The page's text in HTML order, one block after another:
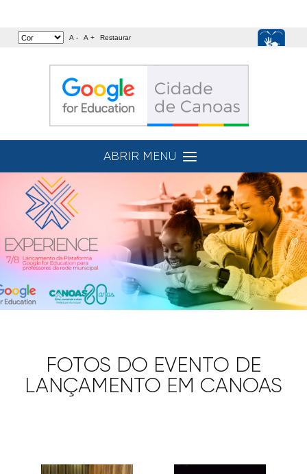
A - A + Restaurar
ABRIR MENU
O PROJETO
FERRAMENTAS
AGENDA
CASES
DÚVIDAS?
FOTOS DO EVENTO DE
LANÇAMENTO EM CANOAS